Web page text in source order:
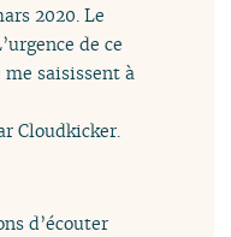
2020. Le
de ce
saisissent à
Cloudkicker.
d’écouter